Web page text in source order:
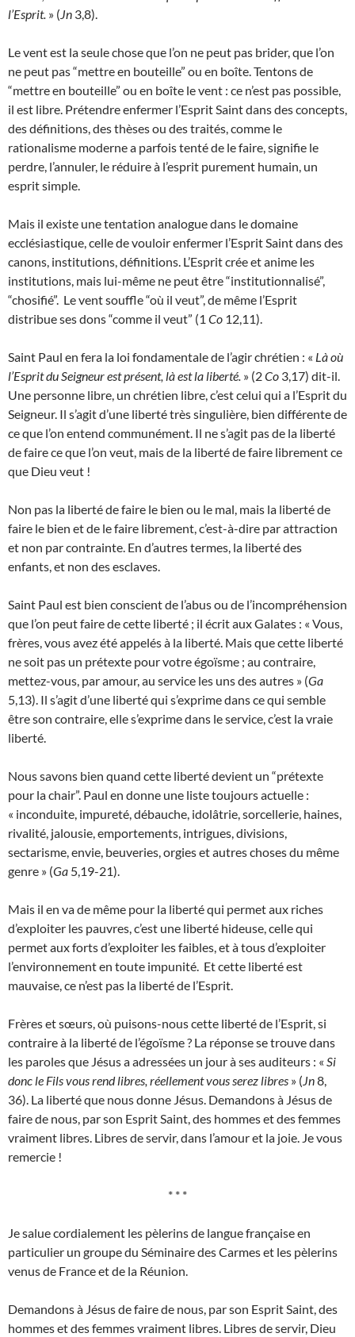
l’Esprit. » (Jn 3,8).
Le vent est la seule chose que l’on ne peut pas brider, que l’on
ne peut pas “mettre en bouteille” ou en boîte. Tentons de
“mettre en bouteille” ou en boîte le vent : ce n’est pas possible,
il est libre. Prétendre enfermer l’Esprit Saint dans des concepts,
des définitions, des thèses ou des traités, comme le
rationalisme moderne a parfois tenté de le faire, signifie le
perdre, l’annuler, le réduire à l’esprit purement humain, un
esprit simple.
Mais il existe une tentation analogue dans le domaine
ecclésiastique, celle de vouloir enfermer l’Esprit Saint dans des
canons, institutions, définitions. L’Esprit crée et anime les
institutions, mais lui-même ne peut être “institutionnalisé”,
“chosifié”. Le vent souffle “où il veut”, de même l’Esprit
distribue ses dons “comme il veut” (1 Co 12,11).
Saint Paul en fera la loi fondamentale de l’agir chrétien : « Là où
l’Esprit du Seigneur est présent, là est la liberté. » (2Co 3,17) dit-il.
Une personne libre, un chrétien libre, c’est celui qui a l’Esprit du
Seigneur. Il s’agit d’une liberté très singulière, bien différente de
ce que l’on entend communément. Il ne s’agit pas de la liberté
de faire ce que l’on veut, mais de la liberté de faire librement ce
que Dieu veut !
Non pas la liberté de faire le bien ou le mal, mais la liberté de
faire le bien et de le faire librement, c’est-à-dire par attraction
et non par contrainte. En d’autres termes, la liberté des
enfants, et non des esclaves.
Saint Paul est bien conscient de l’abus ou de l’incompréhension
que l’on peut faire de cette liberté ; il écrit aux Galates : « Vous,
frères, vous avez été appelés à la liberté. Mais que cette liberté
ne soit pas un prétexte pour votre égoïsme ; au contraire,
mettez-vous, par amour, au service les uns des autres » (Ga
5,13). Il s’agit d’une liberté qui s’exprime dans ce qui semble
être son contraire, elle s’exprime dans le service, c’est la vraie
liberté.
Nous savons bien quand cette liberté devient un “prétexte
pour la chair”. Paul en donne une liste toujours actuelle :
« inconduite, impureté, débauche, idolâtrie, sorcellerie, haines,
rivalité, jalousie, emportements, intrigues, divisions,
sectarisme, envie, beuveries, orgies et autres choses du même
genre » (Ga 5,19-21).
Mais il en va de même pour la liberté qui permet aux riches
d’exploiter les pauvres, c’est une liberté hideuse, celle qui
permet aux forts d’exploiter les faibles, et à tous d’exploiter
l’environnement en toute impunité. Et cette liberté est
mauvaise, ce n’est pas la liberté de l’Esprit.
Frères et sœurs, où puisons-nous cette liberté de l’Esprit, si
contraire à la liberté de l’égoïsme ? La réponse se trouve dans
les paroles que Jésus a adressées un jour à ses auditeurs : « Si
donc le Fils vous rend libres, réellement vous serez libres » (Jn8,
36). La liberté que nous donne Jésus. Demandons à Jésus de
faire de nous, par son Esprit Saint, des hommes et des femmes
vraiment libres. Libres de servir, dans l’amour et la joie. Je vous
remercie !
* * *
Je salue cordialement les pèlerins de langue française en
particulier un groupe du Séminaire des Carmes et les pèlerins
venus de France et de la Réunion.
Demandons à Jésus de faire de nous, par son Esprit Saint, des
hommes et des femmes vraiment libres. Libres de servir, Dieu